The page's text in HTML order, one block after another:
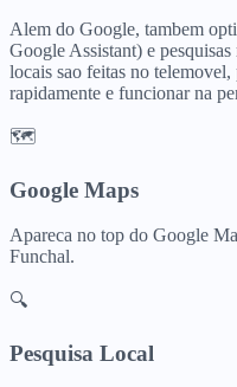
Alem do Google, tambem
Google Assistant) e
locais sao feitas no
rapidamente e funcionar na
🗺️
Google Maps
Apareca no top do Google
Funchal.
🔍
Pesquisa Local